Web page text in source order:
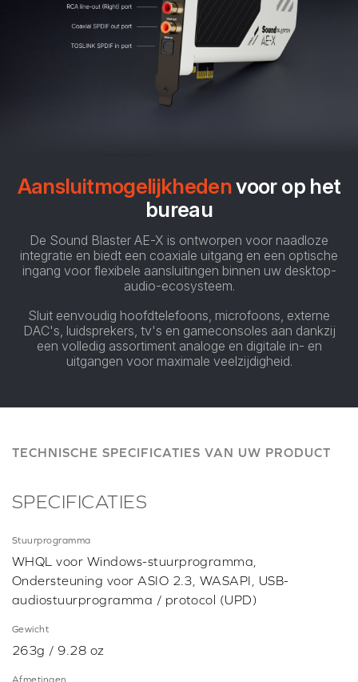
Aansluitmogelijkhedenvoor op het
bureau
De Sound Blaster AE-X is ontworpen voor naadloze
integratie en biedt een coaxiale uitgang en een optische
ingang voor flexibele aansluitingen binnen uw desktop-
audio-ecosysteem.
Sluit eenvoudig hoofdtelefoons, microfoons, externe
DAC's, luidsprekers, tv's en gameconsoles aan dankzij
een volledig assortiment analoge en digitale in- en
uitgangen voor maximale veelzijdigheid.
TECHNISCHE SPECIFICATIES VAN UW PRODUCT
SPECIFICATIES
Stuurprogramma
WHQL voor Windows-stuurprogramma,
Ondersteuning voor ASIO 2.3, WASAPI, USB-
audiostuurprogramma / protocol (UPD)
Gewicht
263g / 9.28 oz
Afmetingen